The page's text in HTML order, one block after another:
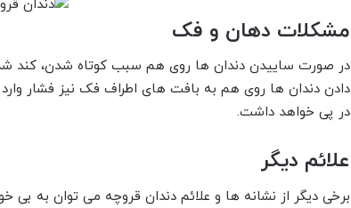
مشکلات دهان و فک
در صورت ساییدن دندان ها روی هم سبب کوتاه شدن، کند
دادن دندان ها روی هم به بافت های اطراف فک نیز فشار
در پی خواهد داشت.
علائم دیگر
برخی دیگر از نشانه ها و علائم دندان قروچه می توان به بی